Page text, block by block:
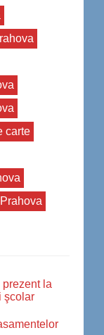
carte
la
şcolar